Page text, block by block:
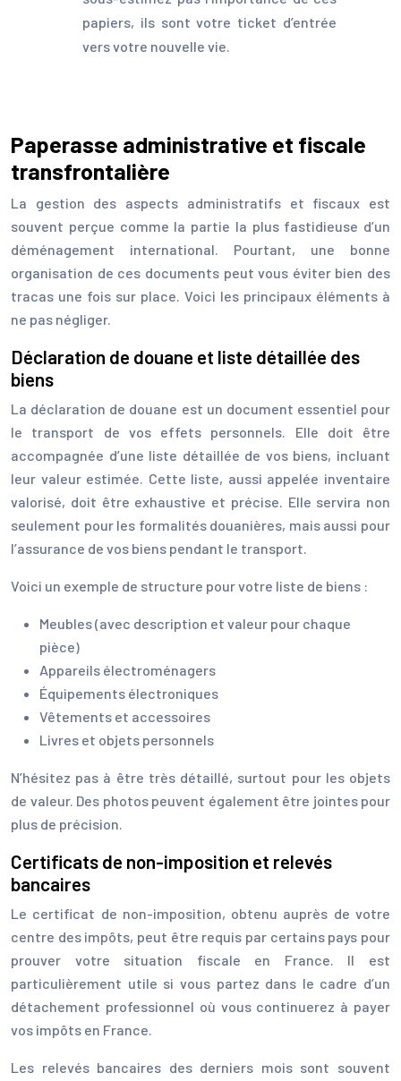
papiers, ils sont votre ticket d’entrée
vers votre nouvelle vie.
Paperasse administrative et fiscale
transfrontalière
La gestion des aspects administratifs et fiscaux est
souvent perçue comme la partie la plus fastidieuse d’un
déménagement international. Pourtant, une bonne
organisation de ces documents peut vous éviter bien des
tracas une fois sur place. Voici les principaux éléments à
ne pas négliger.
Déclaration de douane et liste détaillée des
biens
La déclaration de douane est un document essentiel pour
le transport de vos effets personnels. Elle doit être
accompagnée d’une liste détaillée de vos biens, incluant
leur valeur estimée. Cette liste, aussi appelée inventaire
valorisé, doit être exhaustive et précise. Elle servira non
seulement pour les formalités douanières, mais aussi pour
l’assurance de vos biens pendant le transport.
Voici un exemple de structure pour votre liste de biens :
Meubles (avec description et valeur pour chaque
pièce)
Appareils électroménagers
Équipements électroniques
Vêtements et accessoires
Livres et objets personnels
N’hésitez pas à être très détaillé, surtout pour les objets
de valeur. Des photos peuvent également être jointes pour
plus de précision.
Certificats de non-imposition et relevés
bancaires
Le certificat de non-imposition, obtenu auprès de votre
centre des impôts, peut être requis par certains pays pour
prouver votre situation fiscale en France. Il est
particulièrement utile si vous partez dans le cadre d’un
détachement professionnel où vous continuerez à payer
vos impôts en France.
Les relevés bancaires des derniers mois sont souvent